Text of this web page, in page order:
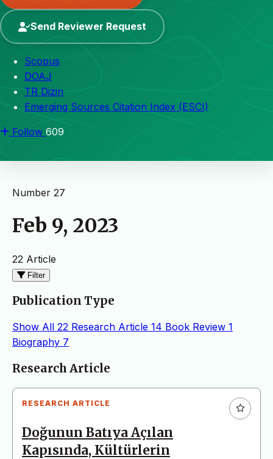
Send Reviewer Request
Scopus
DOAJ
TR Dizin
Emerging Sources Citation Index (ESCI)
Follow 609
Number 27
Feb 9, 2023
22 Article
Filter
Publication Type
Show All 22 Research Article 14 Book Review 1
Biography 7
Articles
Research Article
RESEARCH ARTICLE
Doğunun Batıya Açılan
Kapısında, Kültürlerin